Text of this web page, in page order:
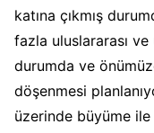
katına çıkmış
fazla uluslararası
durumda ve
döşenmesi
üzerinde büyüme